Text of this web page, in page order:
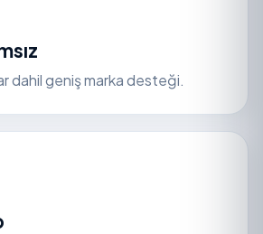
dahil geniş marka desteği.